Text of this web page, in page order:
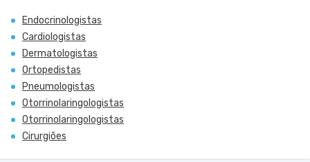
Endocrinologistas
Cardiologistas
Dermatologistas
Ortopedistas
Pneumologistas
Otorrinolaringologistas
Otorrinolaringologistas
Cirurgiões